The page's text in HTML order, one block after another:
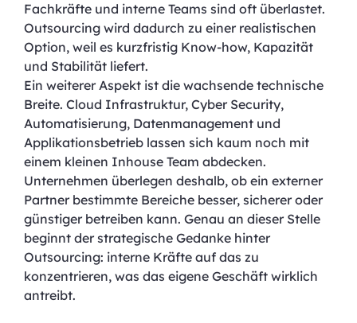
Fachkräfte und interne Teams sind oft überlastet.
Outsourcing wird dadurch zu einer realistischen
Option, weil es kurzfristig Know-how, Kapazität
und Stabilität liefert.
Ein weiterer Aspekt ist die wachsende technische
Breite. Cloud Infrastruktur, Cyber Security,
Automatisierung, Datenmanagement und
Applikationsbetrieb lassen sich kaum noch mit
einem kleinen Inhouse Team abdecken.
Unternehmen überlegen deshalb, ob ein externer
Partner bestimmte Bereiche besser, sicherer oder
günstiger betreiben kann. Genau an dieser Stelle
beginnt der strategische Gedanke hinter
Outsourcing: interne Kräfte auf das zu
konzentrieren, was das eigene Geschäft wirklich
antreibt.